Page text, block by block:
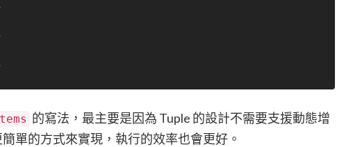
+-------------------+
的寫法，最主要是因為 Tuple 的設計不需要支援動態增
單的方式來實現，執行的效率也會更好。